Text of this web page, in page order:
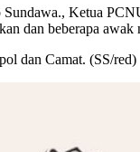
Ketua
dan beberapa awak
dan Camat. (SS/red)